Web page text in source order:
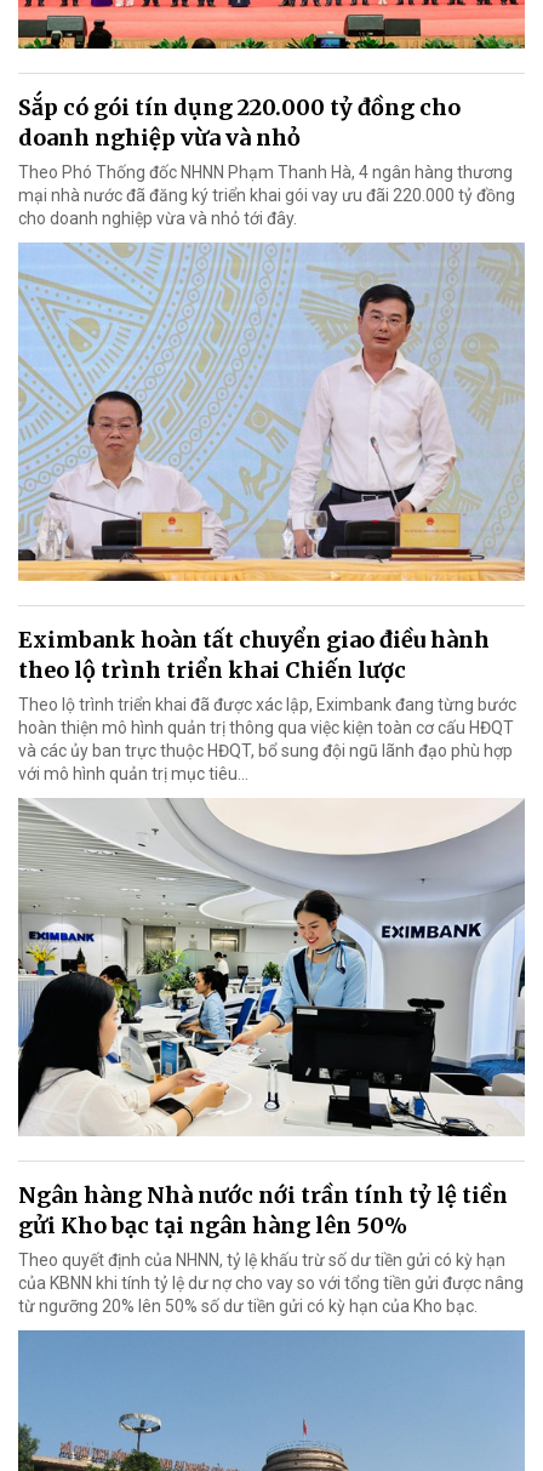
Sắp có gói tín dụng 220.000 tỷ đồng cho
doanh nghiệp vừa và nhỏ
Theo Phó Thống đốc NHNN Phạm Thanh Hà, 4 ngân hàng thương
mại nhà nước đã đăng ký triển khai gói vay ưu đãi 220.000 tỷ đồng
cho doanh nghiệp vừa và nhỏ tới đây.
Eximbank hoàn tất chuyển giao điều hành
theo lộ trình triển khai Chiến lược
Theo lộ trình triển khai đã được xác lập, Eximbank đang từng bước
hoàn thiện mô hình quản trị thông qua việc kiện toàn cơ cấu HĐQT
và các ủy ban trực thuộc HĐQT, bổ sung đội ngũ lãnh đạo phù hợp
với mô hình quản trị mục tiêu...
Ngân hàng Nhà nước nới trần tính tỷ lệ tiền
gửi Kho bạc tại ngân hàng lên 50%
Theo quyết định của NHNN, tỷ lệ khấu trừ số dư tiền gửi có kỳ hạn
của KBNN khi tính tỷ lệ dư nợ cho vay so với tổng tiền gửi được nâng
từ ngưỡng 20% lên 50% số dư tiền gửi có kỳ hạn của Kho bạc.